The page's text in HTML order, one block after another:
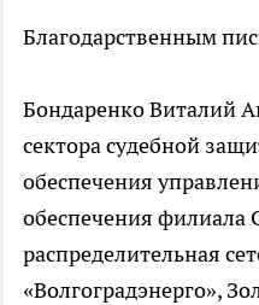
Благодарственным
Бондаренко Виталий
сектора судебной
обеспечения
обеспечения
распределительная
«Волгоградэнерго»,